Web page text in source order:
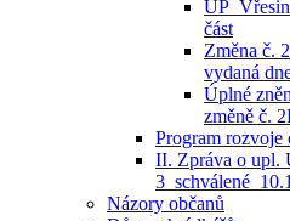
část
Změna č.
vydaná
Úplné
změně č.
Program rozvoje
II. Zpráva o upl.
Názory občanů